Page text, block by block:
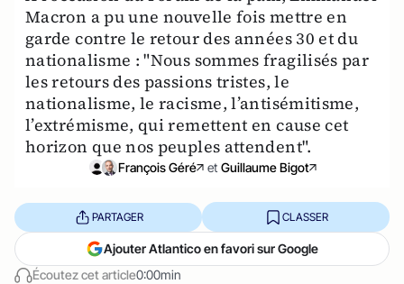
Macron a pu une nouvelle fois mettre en
garde contre le retour des années 30 et du
nationalisme : "Nous sommes fragilisés par
les retours des passions tristes, le
nationalisme, le racisme, l’antisémitisme,
l’extrémisme, qui remettent en cause cet
horizon que nos peuples attendent".
François Géré et Guillaume Bigot
Écoutez cet article0:00min
PARTAGER CLASSER
Ajouter Atlantico en favori sur Google